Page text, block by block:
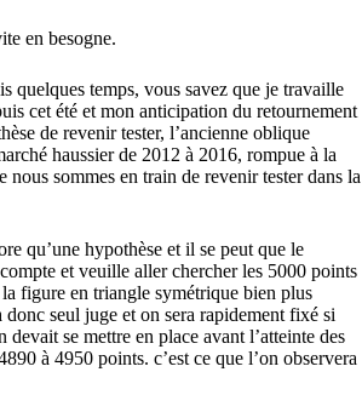
en besogne.
quelques temps, vous savez que je travaille
cet été et mon anticipation du retournement
de revenir tester, l’ancienne oblique
haussier de 2012 à 2016, rompue à la
nous sommes en train de revenir tester dans la
qu’une hypothèse et il se peut que le
et veuille aller chercher les 5000 points
figure en triangle symétrique bien plus
seul juge et on sera rapidement fixé si
devait se mettre en place avant l’atteinte des
à 4950 points. c’est ce que l’on observera